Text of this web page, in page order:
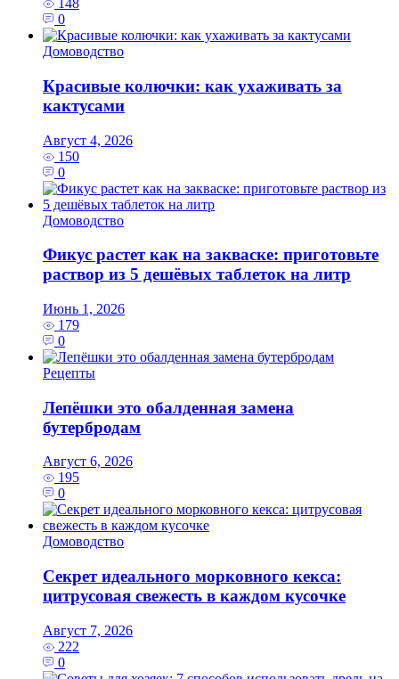
148
0
Домоводство
Красивые колючки: как ухаживать за
кактусами
Август 4, 2026
150
0
Домоводство
Фикус растет как на закваске: приготовьте
раствор из 5 дешёвых таблеток на литр
Июнь 1, 2026
179
0
Рецепты
Лепёшки это обалденная замена
бутербродам
Август 6, 2026
195
0
Домоводство
Секрет идеального морковного кекса:
цитрусовая свежесть в каждом кусочке
Август 7, 2026
222
0